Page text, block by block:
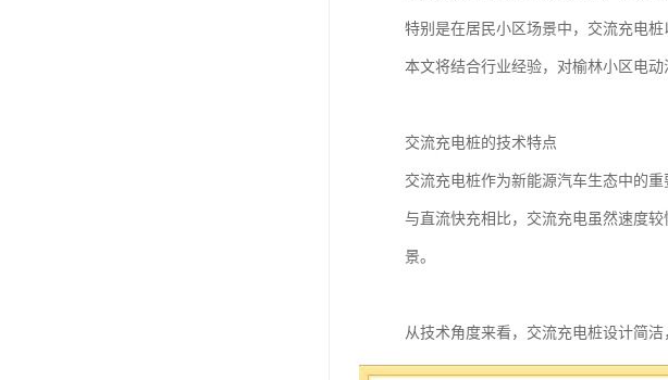
特别是在居民小区场景中，交流充电
本文将结合行业经验，对榆林小区电
交流充电桩的技术特点
交流充电桩作为新能源汽车生态中的
与直流快充相比，交流充电虽然速度
景。
从技术角度来看，交流充电桩设计简
通过智能控制系统，充电桩能够自动